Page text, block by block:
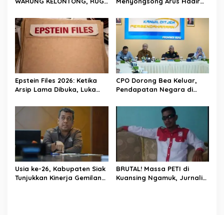
Epstein Files 2026: Ketika
Arsip Lama Dibuka, Luka
CPO Dorong Bea Keluar,
Pendapatan Negara di
Usia ke-26, Kabupaten Siak
Tunjukkan Kinerja Gemilang:
BRUTAL! Massa PETI di
Kuansing Ngamuk, Jurnalis